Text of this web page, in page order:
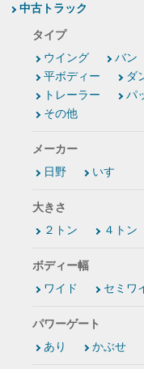
中古トラック
タイプ
ウイング
バン
平ボディー
ダ
トレーラー
パ
その他
メーカー
日野
いすゞ
大きさ
２トン
４トン
ボディー幅
ワイド
セミワ
パワーゲート
あり
かぶせ